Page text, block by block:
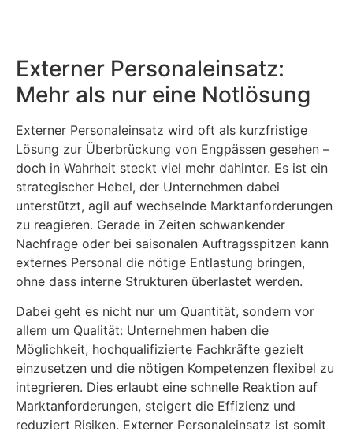
Externer Personaleinsatz:
Mehr als nur eine Notlösung
Externer Personaleinsatz wird oft als kurzfristige
Lösung zur Überbrückung von Engpässen gesehen –
doch in Wahrheit steckt viel mehr dahinter. Es ist ein
strategischer Hebel, der Unternehmen dabei
unterstützt, agil auf wechselnde Marktanforderungen
zu reagieren. Gerade in Zeiten schwankender
Nachfrage oder bei saisonalen Auftragsspitzen kann
externes Personal die nötige Entlastung bringen,
ohne dass interne Strukturen überlastet werden.
Dabei geht es nicht nur um Quantität, sondern vor
allem um Qualität: Unternehmen haben die
Möglichkeit, hochqualifizierte Fachkräfte gezielt
einzusetzen und die nötigen Kompetenzen flexibel zu
integrieren. Dies erlaubt eine schnelle Reaktion auf
Marktanforderungen, steigert die Effizienz und
reduziert Risiken. Externer Personaleinsatz ist somit